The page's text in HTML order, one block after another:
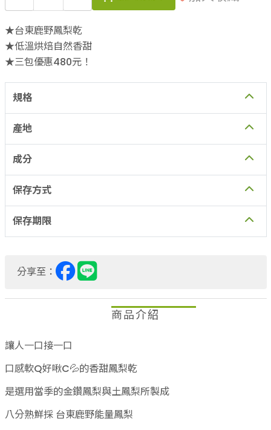
★台東鹿野鳳梨乾
★低溫烘焙自然香甜
★三包優惠480元！
規格
產地
成分
保存方式
保存期限
分享至：
商品介紹
讓人一口接一口
口感軟Q好啾C💦的香甜鳳梨乾
是選用當季的金鑽鳳梨與土鳳梨所製成
八分熟鮮採 台東鹿野能量鳳梨